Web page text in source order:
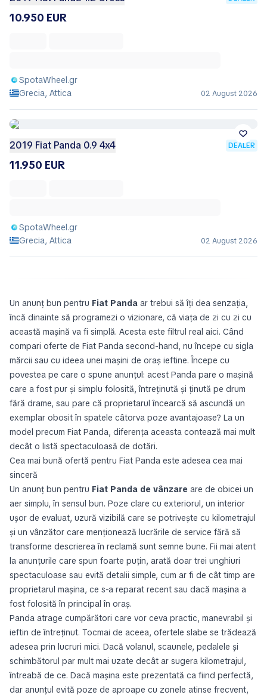
10.950 EUR
SpotaWheel.gr
Grecia, Attica
02 August 2026
2019 Fiat Panda 0.9 4x4 DEALER
11.950 EUR
SpotaWheel.gr
Grecia, Attica
02 August 2026
Un anunț bun pentru Fiat Panda ar trebui să îți dea senzația,
încă dinainte să programezi o vizionare, că viața de zi cu zi cu
această mașină va fi simplă. Acesta este filtrul real aici. Când
compari oferte de Fiat Panda second-hand, nu începe cu sigla
mărcii sau cu ideea unei mașini de oraș ieftine. Începe cu
povestea pe care o spune anunțul: acest Panda pare o mașină
care a fost pur și simplu folosită, întreținută și ținută pe drum
fără drame, sau pare că proprietarul încearcă să ascundă un
exemplar obosit în spatele câtorva poze avantajoase? La un
model precum Fiat Panda, diferența aceasta contează mai mult
decât o listă spectaculoasă de dotări.
Cea mai bună ofertă pentru Fiat Panda este adesea cea mai
sinceră
Un anunț bun pentru Fiat Panda de vânzare are de obicei un
aer simplu, în sensul bun. Poze clare cu exteriorul, un interior
ușor de evaluat, uzură vizibilă care se potrivește cu kilometrajul
și un vânzător care menționează lucrările de service fără să
transforme descrierea în reclamă sunt semne bune. Fii mai atent
la anunțurile care spun foarte puțin, arată doar trei unghiuri
spectaculoase sau evită detalii simple, cum ar fi de cât timp are
proprietarul mașina, ce s-a reparat recent sau dacă mașina a
fost folosită în principal în oraș.
Panda atrage cumpărători care vor ceva practic, manevrabil și
ieftin de întreținut. Tocmai de aceea, ofertele slabe se trădează
adesea prin lucruri mici. Dacă volanul, scaunele, pedalele și
schimbătorul par mult mai uzate decât ar sugera kilometrajul,
întreabă de ce. Dacă mașina este prezentată ca fiind perfectă,
dar anunțul evită poze de aproape cu zonele atinse frecvent,